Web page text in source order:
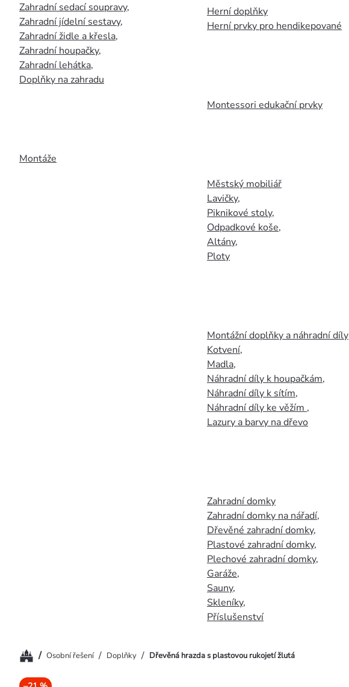
Zahradní sedací soupravy,
Zahradní jídelní sestavy,
Zahradní židle a křesla,
Zahradní houpačky,
Zahradní lehátka,
Doplňky na zahradu
Montáže
Herní doplňky
Herní prvky pro hendikepované
Montessori edukační prvky
Městský mobiliář
Lavičky,
Piknikové stoly,
Odpadkové koše,
Altány,
Ploty
Montážní doplňky a náhradní díly
Kotvení,
Madla,
Náhradní díly k houpačkám,
Náhradní díly k sítím,
Náhradní díly ke věžím ,
Lazury a barvy na dřevo
Zahradní domky
Zahradní domky na nářadí,
Dřevěné zahradní domky,
Plastové zahradní domky,
Plechové zahradní domky,
Garáže,
Sauny,
Skleníky,
Příslušenství
Domů/ Osobní řešení / Doplňky / Dřevěná hrazda s plastovou rukojetí žlutá